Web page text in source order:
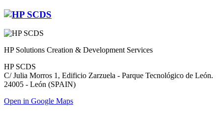
HP Solutions Creation & Development Services
HP SCDS
C/ Julia Morros 1, Edificio Zarzuela - Parque Tecnológico de León.
24005 - León (SPAIN)
Open in Google Maps